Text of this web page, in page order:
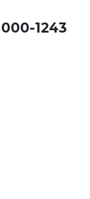
1243